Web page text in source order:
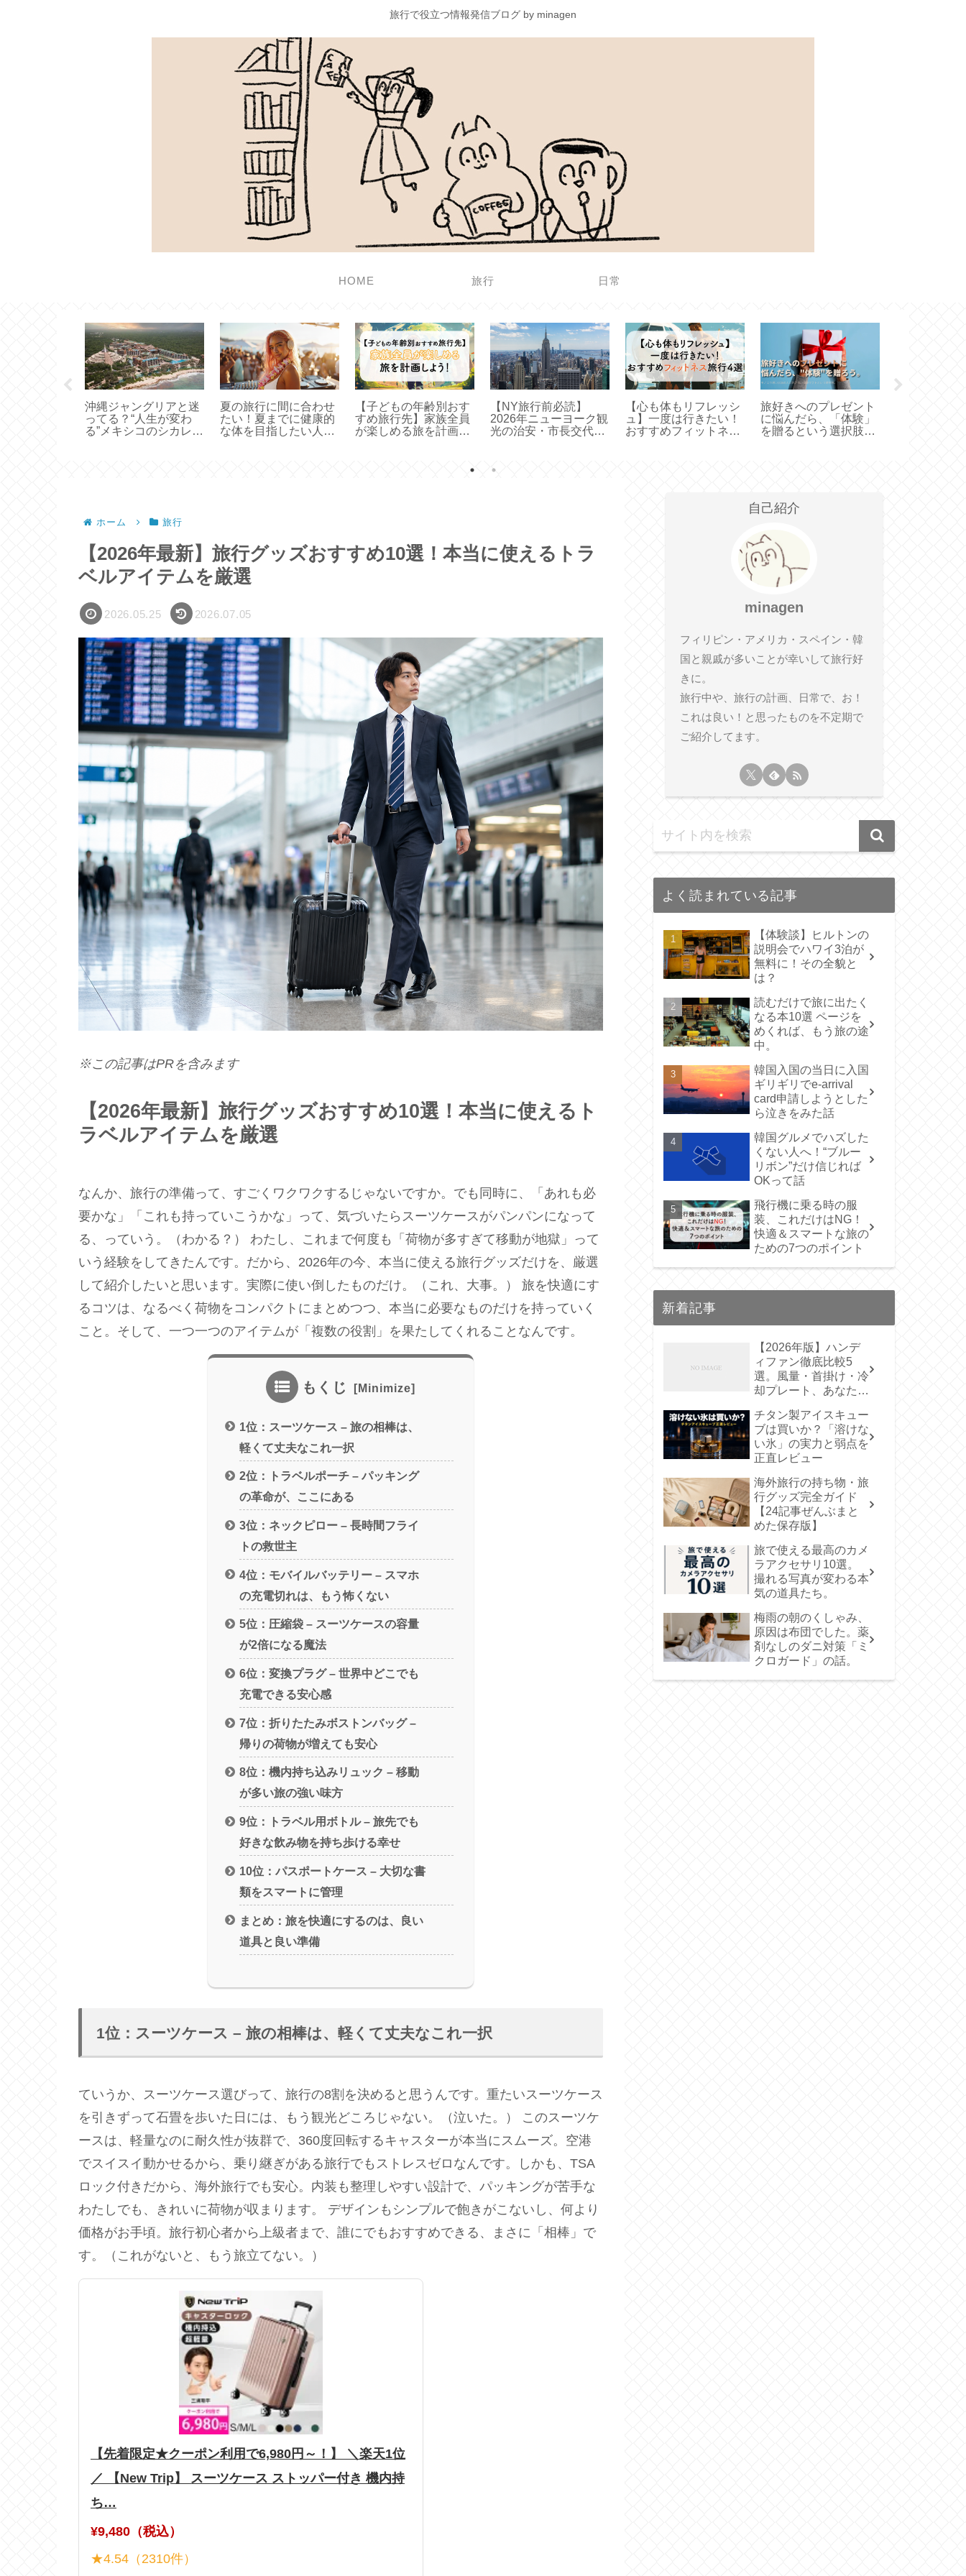
旅行で役立つ情報発信ブログ by minagen
HOME 旅行 日常
沖縄ジャングリアと迷
ってる？“人生が変わ
る”メキシコのシカレパ
夏の旅行に間に合わせ
たい！夏までに健康的
な体を目指したい人へ
【子どもの年齢別おす
すめ旅行先】家族全員
が楽しめる旅を計画し
【NY旅行前必読】
2026年ニューヨーク観
光の治安・市長交代の
【心も体もリフレッシ
ュ】一度は行きたい！
おすすめフィットネス
旅好きへのプレゼント
に悩んだら、「体験」
を贈るという選択肢の
ホーム 旅行
【2026年最新】旅行グッズおすすめ10選！本当に使えるトラ
ベルアイテムを厳選
2026.05.25 2026.07.05
※この記事はPRを含みます
【2026年最新】旅行グッズおすすめ10選！本当に使えるト
ラベルアイテムを厳選
なんか、旅行の準備って、すごくワクワクするじゃないですか。でも同時に、「あれも必
要かな」「これも持っていこうかな」って、気づいたらスーツケースがパンパンになって
る、っていう。（わかる？） わたし、これまで何度も「荷物が多すぎて移動が地獄」って
いう経験をしてきたんです。だから、2026年の今、本当に使える旅行グッズだけを、厳選
して紹介したいと思います。実際に使い倒したものだけ。（これ、大事。） 旅を快適にす
るコツは、なるべく荷物をコンパクトにまとめつつ、本当に必要なものだけを持っていく
こと。そして、一つ一つのアイテムが「複数の役割」を果たしてくれることなんです。
もくじ
1位：スーツケース – 旅の相棒は、
軽くて丈夫なこれ一択
2位：トラベルポーチ – パッキング
の革命が、ここにある
3位：ネックピロー – 長時間フライ
トの救世主
4位：モバイルバッテリー – スマホ
の充電切れは、もう怖くない
5位：圧縮袋 – スーツケースの容量
が2倍になる魔法
6位：変換プラグ – 世界中どこでも
充電できる安心感
7位：折りたたみボストンバッグ –
帰りの荷物が増えても安心
8位：機内持ち込みリュック – 移動
が多い旅の強い味方
9位：トラベル用ボトル – 旅先でも
好きな飲み物を持ち歩ける幸せ
10位：パスポートケース – 大切な書
類をスマートに管理
まとめ：旅を快適にするのは、良い
道具と良い準備
1位：スーツケース – 旅の相棒は、軽くて丈夫なこれ一択
ていうか、スーツケース選びって、旅行の8割を決めると思うんです。重たいスーツケース
を引きずって石畳を歩いた日には、もう観光どころじゃない。（泣いた。） このスーツケ
ースは、軽量なのに耐久性が抜群で、360度回転するキャスターが本当にスムーズ。空港
でスイスイ動かせるから、乗り継ぎがある旅行でもストレスゼロなんです。しかも、TSA
ロック付きだから、海外旅行でも安心。内装も整理しやすい設計で、パッキングが苦手な
わたしでも、きれいに荷物が収まります。 デザインもシンプルで飽きがこないし、何より
価格がお手頃。旅行初心者から上級者まで、誰にでもおすすめできる、まさに「相棒」で
す。（これがないと、もう旅立てない。）
【先着限定★クーポン利用で6,980円～！】 ＼楽天1位
／ 【New Trip】 スーツケース ストッパー付き 機内持
ち…
¥9,480（税込）
★4.54（2310件）
自己紹介
minagen
フィリピン・アメリカ・スペイン・韓
国と親戚が多いことが幸いして旅行好
きに。
旅行中や、旅行の計画、日常で、お！
これは良い！と思ったものを不定期で
ご紹介してます。
よく読まれている記事
【体験談】ヒルトンの
説明会でハワイ3泊が
無料に！その全貌と
は？
読むだけで旅に出たく
なる本10選 ページを
めくれば、もう旅の途
中。
韓国入国の当日に入国
ギリギリでe-arrival
card申請しようとした
ら泣きをみた話
韓国グルメでハズした
くない人へ！“ブルー
リボン”だけ信じれば
OKって話
飛行機に乗る時の服
装、これだけはNG！
快適＆スマートな旅の
ための7つのポイント
新着記事
【2026年版】ハンデ
ィファン徹底比較5
選。風量・首掛け・冷
却プレート、あなたに
チタン製アイスキュー
ブは買いか？「溶けな
い氷」の実力と弱点を
正直レビュー
海外旅行の持ち物・旅
行グッズ完全ガイド
【24記事ぜんぶまと
めた保存版】
旅で使える最高のカメ
ラアクセサリ10選。
撮れる写真が変わる本
気の道具たち。
梅雨の朝のくしゃみ、
原因は布団でした。薬
剤なしのダニ対策「ミ
クロガード」の話。